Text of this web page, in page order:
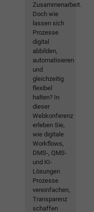
Zusammenarbeit.
Doch wie
lassen sich
Prozesse
digital
abbilden,
automatisieren
und
gleichzeitig
flexibel
halten? In
dieser
Webkonferenz
erleben Sie,
wie digitale
Workflows,
DMS-, QMS-
und KI-
Lösungen
Prozesse
vereinfachen,
Transparenz
schaffen